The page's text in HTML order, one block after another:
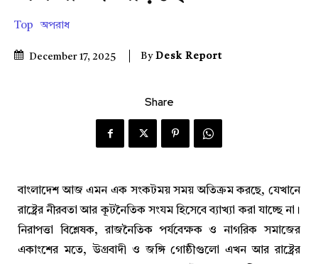
Top অপরাধ
December 17, 2025 By Desk Report
Share
বাংলাদেশ আজ এমন এক সংকটময় সময় অতিক্রম করছে, যেখানে
রাষ্ট্রের নীরবতা আর কূটনৈতিক সংযম হিসেবে ব্যাখ্যা করা যাচ্ছে না।
নিরাপত্তা বিশ্লেষক, রাজনৈতিক পর্যবেক্ষক ও নাগরিক সমাজের
একাংশের মতে, উগ্রবাদী ও জঙ্গি গোষ্ঠীগুলো এখন আর রাষ্ট্রের